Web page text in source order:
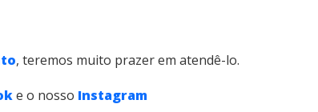
, teremos muito prazer em atendê-lo.
e o nosso Instagram